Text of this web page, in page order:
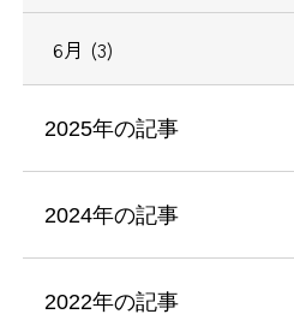
6月 (3)
2025年の記事
2024年の記事
2022年の記事